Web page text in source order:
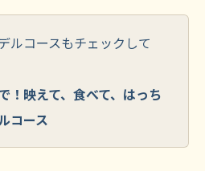
ルコースもチェックして
！映えて、食べて、はっち
コース